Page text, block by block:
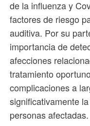
de la influenza y
factores de riesgo
auditiva. Por su
importancia de
afecciones
tratamiento
complicaciones a
significativamente
personas afectadas.